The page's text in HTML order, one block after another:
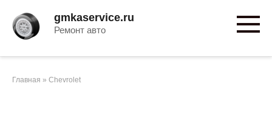
контенту
gmkaservice.ru
Ремонт авто
Главная » Chevrolet